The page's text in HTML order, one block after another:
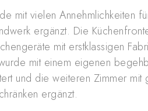
mit vielen Annehmlichkeiten
ergänzt. Die
mit erstklassigen
mit einem eigenen
und die weiteren Zimmer mit
ergänzt.